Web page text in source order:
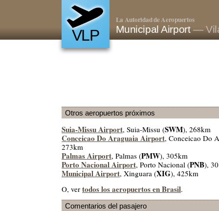
VLP
La Autoridad de Aeropuertos
Municipal Airport —
Otros aeropuertos próximos
Suia-Missu Airport, Suia-Missu (SWM), 268km
Conceicao Do Araguaia Airport, Conceicao Do
273km
Palmas Airport, Palmas (PMW), 305km
Porto Nacional Airport, Porto Nacional (PNB),
Municipal Airport, Xinguara (XIG), 425km
O, ver todos los aeropuertos en Brasil.
Comentarios del pasajero